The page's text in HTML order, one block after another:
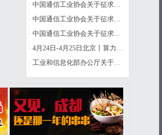
· 中国通信工业协会关于征求《物联网与
· 中国通信工业协会关于征求《物联网设
· 中国通信工业协会关于征求《风机运维
· 4月24日-4月25日北京丨算力互联互通
· 工业和信息化部办公厅关于开展第一批